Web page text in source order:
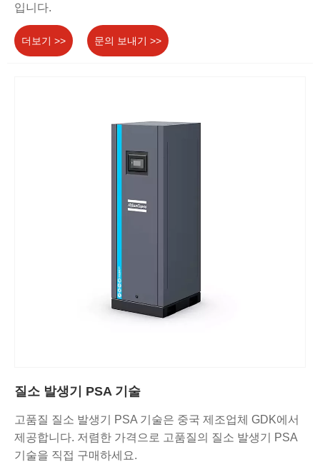
입니다.
더보기 >> 문의 보내기 >>
질소 발생기 PSA 기술
고품질 질소 발생기 PSA 기술은 중국 제조업체 GDK에서
제공합니다. 저렴한 가격으로 고품질의 질소 발생기 PSA
기술을 직접 구매하세요.